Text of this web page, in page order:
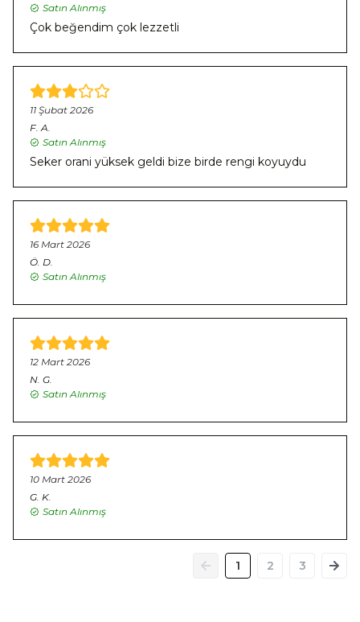
Satın Alınmış
Çok beğendim çok lezzetli
11 Şubat 2026
F. A.
Satın Alınmış
Seker orani yüksek geldi bize birde rengi koyuydu
16 Mart 2026
Ö. D.
Satın Alınmış
12 Mart 2026
N. G.
Satın Alınmış
10 Mart 2026
G. K.
Satın Alınmış
1 2 3